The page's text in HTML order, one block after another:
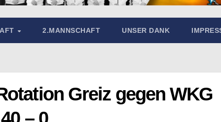
2.MANNSCHAFT UNSER DANK
Greiz gegen WKG